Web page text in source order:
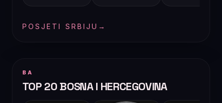
POSJETI SRBIJU →
BA
TOP 20 BOSNA I HERCEGOVINA